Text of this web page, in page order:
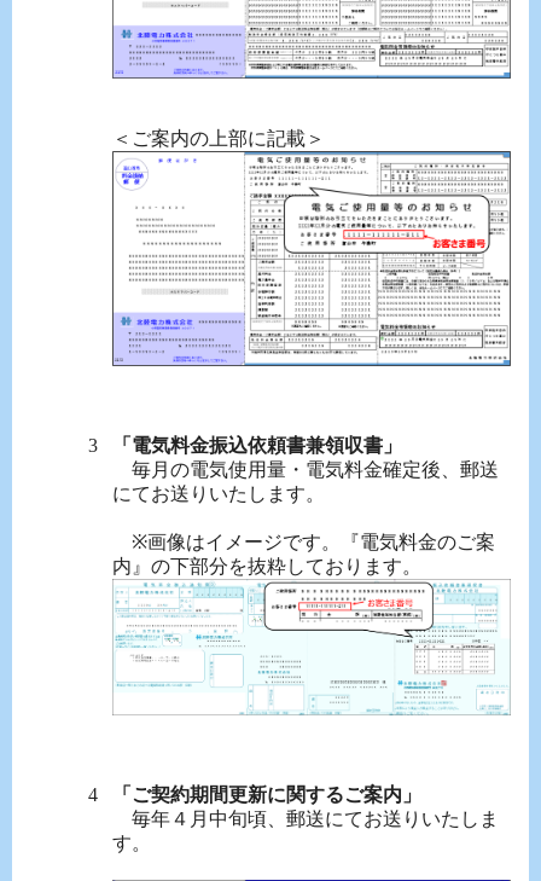
＜ご案内の上部に記載＞
「電気料金振込依頼書兼領収書」
毎月の電気使用量・電気料金確定後、郵送
にてお送りいたします。
※画像はイメージです。『電気料金のご案
内』の下部分を抜粋しております。
「ご契約期間更新に関するご案内」
毎年４月中旬頃、郵送にてお送りいたしま
す。